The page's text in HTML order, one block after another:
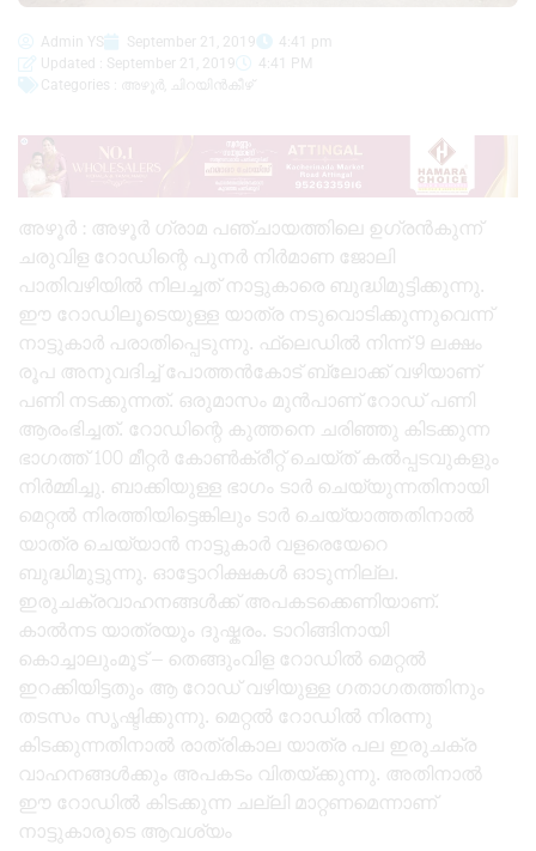
Admin YS September 21, 2019
4:41 pm
Updated : September 21, 2019
4:41 PM
Categories :
അഴൂർ ചിറയിൻകീഴ്
അഴൂർ : അഴൂർ ഗ്രാമ പഞ്ചായത്തിലെ ഉഗ്രൻകുന്ന്
ചരുവിള റോഡിന്റെ പുനർ നിർമാണ ജോലി
പാതിവഴിയിൽ നിലച്ചത് നാട്ടുകാരെ ബുദ്ധിമുട്ടിക്കുന്നു.
ഈ റോഡിലൂടെയുള്ള യാത്ര നടുവൊടിക്കുന്നുവെന്ന്
നാട്ടുകാർ പരാതിപ്പെടുന്നു. ഫ്ലെഡിൽ നിന്ന് 9 ലക്ഷം
രൂപ അനുവദിച്ച് പോത്തൻകോട് ബ്ലോക്ക് വഴിയാണ്
പണി നടക്കുന്നത്. ഒരുമാസം മുൻപാണ് റോഡ് പണി
ആരംഭിച്ചത്. റോഡിന്റെ കുത്തനെ ചരിഞ്ഞു കിടക്കുന്ന
ഭാഗത്ത് 100 മീറ്റർ കോൺക്രീറ്റ് ചെയ്ത് കൽപ്പടവുകളും
നിർമ്മിച്ചു. ബാക്കിയുള്ള ഭാഗം ടാർ ചെയ്യുന്നതിനായി
മെറ്റൽ നിരത്തിയിട്ടെങ്കിലും ടാർ ചെയ്യാത്തതിനാൽ
യാത്ര ചെയ്യാൻ നാട്ടുകാർ വളരെയേറെ
ബുദ്ധിമുട്ടുന്നു. ഓട്ടോറിക്ഷകൾ ഓടുന്നില്ല.
ഇരുചക്രവാഹനങ്ങൾക്ക് അപകടക്കെണിയാണ്.
കാൽനട യാത്രയും ദുഷ്കരം. ടാറിങ്ങിനായി
കൊച്ചാലുംമൂട് – തെങ്ങുംവിള റോഡിൽ മെറ്റൽ
ഇറക്കിയിട്ടതും ആ റോഡ് വഴിയുള്ള ഗതാഗതത്തിനും
തടസം സൃഷ്ടിക്കുന്നു. മെറ്റൽ റോഡിൽ നിരന്നു
കിടക്കുന്നതിനാൽ രാത്രികാല യാത്ര പല ഇരുചക്ര
വാഹനങ്ങൾക്കും അപകടം വിതയ്ക്കുന്നു. അതിനാൽ
ഈ റോഡിൽ കിടക്കുന്ന ചല്ലി മാറ്റണമെന്നാണ്
നാട്ടുകാരുടെ ആവശ്യം